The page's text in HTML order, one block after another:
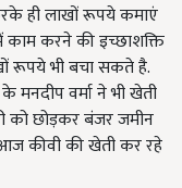
ही लाखों रूपये कमाएं
करने की इच्छाशक्ति
रूपये भी बचा सकते है.
मनदीप वर्मा ने भी खेती
को छोड़कर बंजर जमीन
कीवी की खेती कर रहे